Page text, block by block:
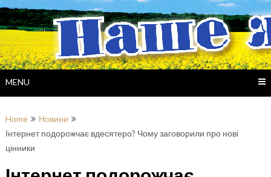
Skip
to
content
MENU
Home
Новини
Інтернет подорожчає вдесятеро? Чому заговорили про нові
цінники